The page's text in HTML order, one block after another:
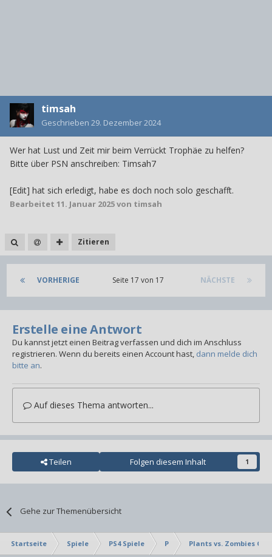
timsah
Geschrieben 29. Dezember 2024
Wer hat Lust und Zeit mir beim Verrückt Trophäe zu helfen?
Bitte über PSN anschreiben: Timsah7
[Edit] hat sich erledigt, habe es doch noch solo geschafft.
Bearbeitet 11. Januar 2025von timsah
Zitieren
VORHERIGE NÄCHSTE
Seite 17 von 17
Erstelle eine Antwort
Du kannst jetzt einen Beitrag verfassen und dich im Anschluss
registrieren. Wenn du bereits einen Account hast, dann melde dich
bitte an.
Auf dieses Thema antworten...
Teilen Folgen diesem Inhalt 1
Gehe zur Themenübersicht
Startseite Spiele PS4 Spiele P Plants vs. Zombies